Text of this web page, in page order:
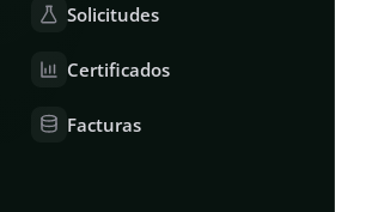
Solicitudes
Certificados
Facturas